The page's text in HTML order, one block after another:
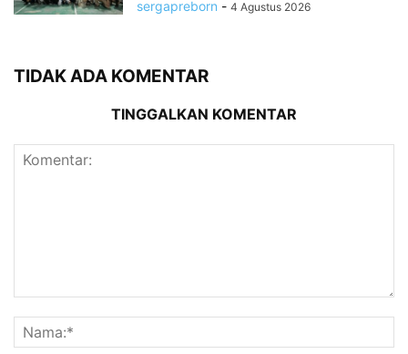
sergapreborn - 4 Agustus 2026
TIDAK ADA KOMENTAR
TINGGALKAN KOMENTAR